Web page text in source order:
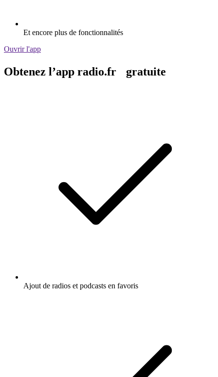
Et encore plus de fonctionnalités
Ouvrir l'app
Obtenez l’app radio.fr gratuite
Ajout de radios et podcasts en favoris